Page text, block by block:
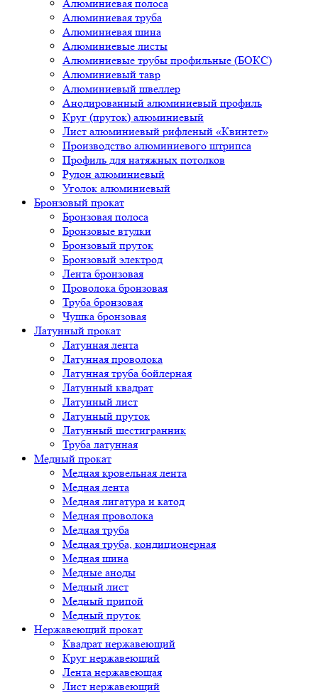
Алюминиевая полоса
Алюминиевая труба
Алюминиевая шина
Алюминиевые листы
Алюминиевые трубы профильные (БОКС)
Алюминиевый тавр
Алюминиевый швеллер
Анодированный алюминиевый профиль
Круг (пруток) алюминиевый
Лист алюминиевый рифленый «Квинтет»
Производство алюминиевого штрипса
Профиль для натяжных потолков
Рулон алюминиевый
Уголок алюминиевый
Бронзовый прокат
Бронзовая полоса
Бронзовые втулки
Бронзовый пруток
Бронзовый электрод
Лента бронзовая
Проволока бронзовая
Труба бронзовая
Чушка бронзовая
Латунный прокат
Латунная лента
Латунная проволока
Латунная труба бойлерная
Латунный квадрат
Латунный лист
Латунный пруток
Латунный шестигранник
Труба латунная
Медный прокат
Медная кровельная лента
Медная лента
Медная лигатура и катод
Медная проволока
Медная труба
Медная труба, кондиционерная
Медная шина
Медные аноды
Медный лист
Медный припой
Медный пруток
Нержавеющий прокат
Квадрат нержавеющий
Круг нержавеющий
Лента нержавеющая
Лист нержавеющий